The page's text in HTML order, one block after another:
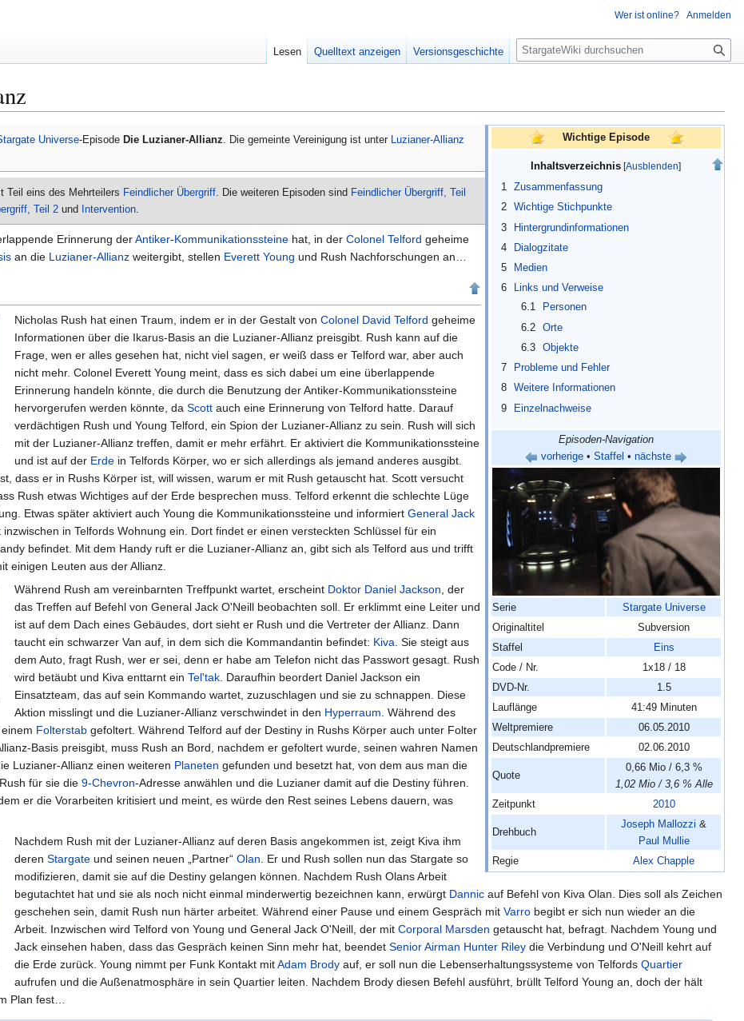
Wichtige Episode
Inhaltsverzeichnis
1
Zusammenfassung
2
Wichtige Stichpunkte
3
Hintergrundinformationen
4
Dialogzitate
5
Medien
6
Links und Verweise
6.1
Personen
6.2
Orte
6.3
Objekte
7
Probleme und Fehler
8
Weitere Informationen
9
Einzelnachweise
Episoden-Navigation
vorherige • Staffel • nächste
Serie
Stargate Universe
Originaltitel
Subversion
Staffel
Eins
Code / Nr.
1x18 / 18
DVD-Nr.
1.5
Lauflänge
41:49 Minuten
Weltpremiere
06.05.2010
Deutschlandpremiere
02.06.2010
Quote
0,66 Mio / 6,3 %
1,02 Mio / 3,6 % Alle
Zeitpunkt
2010
Drehbuch
Joseph Mallozzi &
Paul Mullie
Regie
Alex Chapple
Universe-Episode Die Luzianer-Allianz. Die gemeinte Vereinigung ist unter Luzianer-Allianz
Teil eins des Mehrteilers Feindlicher Übergriff. Die weiteren Episoden sind Feindlicher Übergriff, Teil
Teil 2 und Intervention.
Erinnerung derAntiker-Kommunikationssteine hat, in der Colonel Telford geheime
an die Luzianer-Allianz weitergibt, stellen Everett Young und Rush Nachforschungen an…
Nicholas Rush hat einen Traum, indem er in der Gestalt von Colonel David Telford geheime
Informationen über die Ikarus-Basis an die Luzianer-Allianz preisgibt. Rush kann auf die
Frage, wen er alles gesehen hat, nicht viel sagen, er weiß dass er Telford war, aber auch
nicht mehr. Colonel Everett Young meint, dass es sich dabei um eine überlappende
Erinnerung handeln könnte, die durch die Benutzung der Antiker-Kommunikationssteine
hervorgerufen werden könnte, da Scottauch eine Erinnerung von Telford hatte. Darauf
verdächtigen Rush und Young Telford, ein Spion der Luzianer-Allianz zu sein. Rush will sich
mit der Luzianer-Allianz treffen, damit er mehr erfährt. Er aktiviert die Kommunikationssteine
und ist auf der Erdein Telfords Körper, wo er sich allerdings als jemand anderes ausgibt.
dass er in Rushs Körper ist, will wissen, warum er mit Rush getauscht hat. Scott versucht
Rush etwas Wichtiges auf der Erde besprechen muss. Telford erkennt die schlechte Lüge
Etwas später aktiviert auch Young die Kommunikationssteine und informiert General Jack
in Telfords Wohnung ein. Dort findet er einen versteckten Schlüssel für ein
befindet. Mit dem Handy ruft er die Luzianer-Allianz an, gibt sich als Telford aus und trifft
einigen Leuten aus der Allianz.
Während Rush am vereinbarnten Treffpunkt wartet, erscheint Doktor Daniel Jackson , der
das Treffen auf Befehl von General Jack O'Neill beobachten soll. Er erklimmt eine Leiter und
ist auf dem Dach eines Gebäudes, dort sieht er Rush und die Vertreter der Allianz. Dann
taucht ein schwarzer Van auf, in dem sich die Kommandantin befindet: Kiva . Sie steigt aus
dem Auto, fragt Rush, wer er sei, denn er habe am Telefon nicht das Passwort gesagt. Rush
wird betäubt und Kiva enttarnt ein Tel'tak. Daraufhin beordert Daniel Jackson ein
Einsatzteam, das auf sein Kommando wartet, zuzuschlagen und sie zu schnappen. Diese
Aktion misslingt und die Luzianer-Allianz verschwindet in den Hyperraum . Während des
Folterstab gefoltert. Während Telford auf der Destiny in Rushs Körper auch unter Folter
Basis preisgibt, muss Rush an Bord, nachdem er gefoltert wurde, seinen wahren Namen
Luzianer-Allianz einen weiteren Planeten gefunden und besetzt hat, von dem aus man die
für sie die 9-Chevron-Adresse anwählen und die Luzianer damit auf die Destiny führen.
er die Vorarbeiten kritisiert und meint, es würde den Rest seines Lebens dauern, was
Nachdem Rush mit der Luzianer-Allianz auf deren Basis angekommen ist, zeigt Kiva ihm
deren Stargateund seinen neuen „Partner“ Olan . Er und Rush sollen nun das Stargate so
modifizieren, damit sie auf die Destiny gelangen können. Nachdem Rush Olans Arbeit
begutachtet hat und sie als noch nicht einmal minderwertig bezeichnen kann, erwürgt Dannicauf Befehl von Kiva Olan. Dies soll als Zeichen
geschehen sein, damit Rush nun härter arbeitet. Während einer Pause und einem Gespräch mit Varrobegibt er sich nun wieder an die
Arbeit. Inzwischen wird Telford von Young und General Jack O'Neill, der mit Corporal Marsden getauscht hat, befragt. Nachdem Young und
Jack einsehen haben, dass das Gespräch keinen Sinn mehr hat, beendet Senior Airman Hunter Rileydie Verbindung und O'Neill kehrt auf
die Erde zurück. Young nimmt per Funk Kontakt mitAdam Brodyauf, er soll nun die Lebenserhaltungssysteme von Telfords Quartier
aufrufen und die Außenatmosphäre in sein Quartier leiten. Nachdem Brody diesen Befehl ausführt, brüllt Telford Young an, doch der hält
Plan fest…
Wer ist online? Anmelden
Lesen Quelltext anzeigen Versionsgeschichte
S
u
e